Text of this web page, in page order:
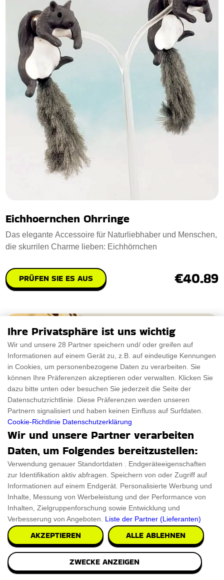
Eichhoernchen Ohrringe
Das elegante Accessoire für Naturliebhaber und Menschen,
die skurrilen Charme lieben: Eichhörnchen
PRÜFEN SIE ES AUS €40.89
Ihre Privatsphäre ist uns wichtig
Wir und unsere 28 Partner speichern und/ oder greifen auf
Informationen auf einem Gerät zu, z.B. auf eindeutige Kennungen
in Cookies, um personenbezogene Daten zu verarbeiten. Sie
können Ihre Präferenzen akzeptieren oder verwalten. Klicken Sie
dazu bitte unten oder besuchen Sie jederzeit die Seite der
Datenschutzrichtlinie. Diese Präferenzen werden unseren
Partnern signalisiert und haben keinen Einfluss auf Surfdaten.
Cookie-Richtlinie Datenschutzerklärung
Wir und unsere Partner verarbeiten
Daten, um Folgendes bereitzustellen:
Verwendung genauer Standortdaten . Endgeräteeigenschaften
zur Identifikation aktiv abfragen. Speichern von oder Zugriff auf
Informationen auf einem Endgerät. Personalisierte Werbung und
Inhalte, Messung von Werbeleistung und der Performance von
Inhalten, Zielgruppenforschung sowie Entwicklung und
Verbesserung von Angeboten. Liste der Partner (Lieferanten)
AKZEPTIEREN ALLE ABLEHNEN
ZWECKE ANZEIGEN